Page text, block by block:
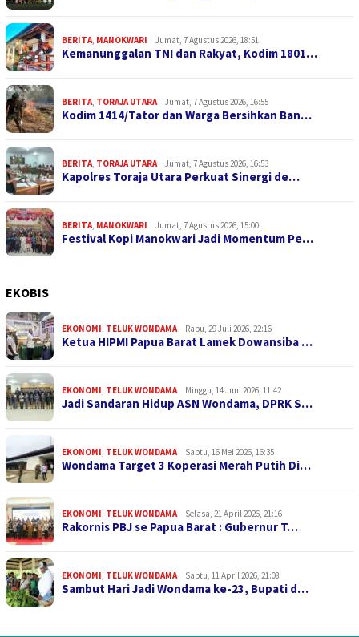
BERITA MANOKWARI Jumat, 7 Agustus 2026, 18:51
Kemanunggalan TNI dan Rakyat, Kodim 1801…
BERITA TORAJA UTARA Jumat, 7 Agustus 2026, 16:55
Kodim 1414/Tator dan Warga Bersihkan Ban…
BERITA TORAJA UTARA Jumat, 7 Agustus 2026, 16:53
Kapolres Toraja Utara Perkuat Sinergi de…
BERITA MANOKWARI Jumat, 7 Agustus 2026, 15:00
Festival Kopi Manokwari Jadi Momentum Pe…
EKOBIS
EKONOMI TELUK WONDAMA Rabu, 29 Juli 2026, 22:16
Ketua HIPMI Papua Barat Lamek Dowansiba …
EKONOMI TELUK WONDAMA Minggu, 14 Juni 2026, 11:42
Jadi Sandaran Hidup ASN Wondama, DPRK S…
EKONOMI TELUK WONDAMA Sabtu, 16 Mei 2026, 16:35
Wondama Target 3 Koperasi Merah Putih Di…
EKONOMI TELUK WONDAMA Selasa, 21 April 2026, 21:16
Rakornis PBJ se Papua Barat : Gubernur T…
EKONOMI TELUK WONDAMA Sabtu, 11 April 2026, 21:08
Sambut Hari Jadi Wondama ke-23, Bupati d…